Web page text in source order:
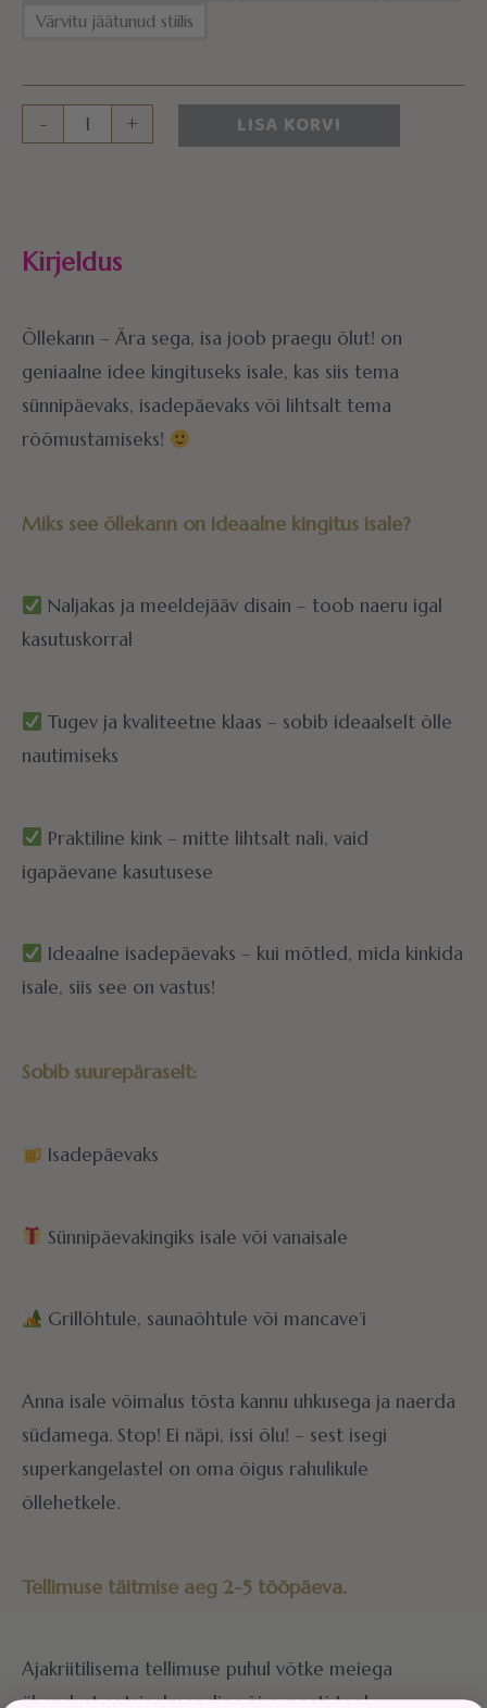
Värvitu jäätunud stiilis
- + LISA KORVI
Kirjeldus
Õllekann – Ära sega, isa joob praegu õlut! on
geniaalne idee kingituseks isale, kas siis tema
sünnipäevaks, isadepäevaks või lihtsalt tema
rõõmustamiseks!
Miks see õllekann on ideaalne kingitus isale?
Naljakas ja meeldejääv disain – toob naeru igal
kasutuskorral
Tugev ja kvaliteetne klaas – sobib ideaalselt õlle
nautimiseks
Praktiline kink – mitte lihtsalt nali, vaid
igapäevane kasutusese
Ideaalne isadepäevaks – kui mõtled, mida kinkida
isale, siis see on vastus!
Sobib suurepäraselt:
Isadepäevaks
Sünnipäevakingiks isale või vanaisale
Grillõhtule, saunaõhtule või mancave’i
Anna isale võimalus tõsta kannu uhkusega ja naerda
südamega. Stop! Ei näpi, issi õlu! – sest isegi
superkangelastel on oma õigus rahulikule
õllehetkele.
Tellimuse täitmise aeg 2-5 tööpäeva.
Ajakriitilisema tellimuse puhul võtke meiega
ühendust sotsiaalmeedia või e-posti teel: